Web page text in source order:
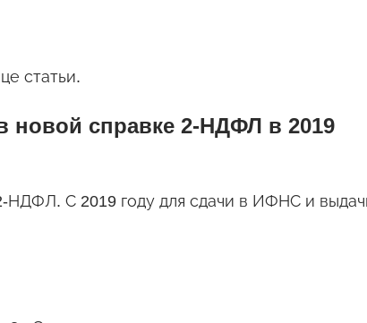
статьи.
новой справке 2-НДФЛ в 2019
НДФЛ. С 2019 году для сдачи в ИФНС и